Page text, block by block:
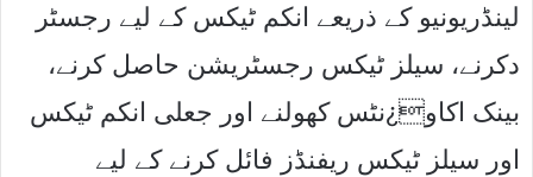
لینڈریونیو کے ذریعے انکم ٹیکس کے لیے رجسٹر
دکرنے، سیلز ٹیکس رجسٹریشن حاصل کرنے،
بینک اکاو¿نٹس کھولنے اور جعلی انکم ٹیکس
اور سیلز ٹیکس ریفنڈز فائل کرنے کے لیے